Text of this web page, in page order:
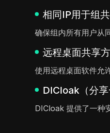
相同IP用于组
确保组内所有用户从
远程桌面共享
使用远程桌面软件允
DICloak（分
DICloak 提供了一种